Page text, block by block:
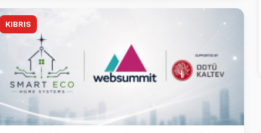
KIBRIS